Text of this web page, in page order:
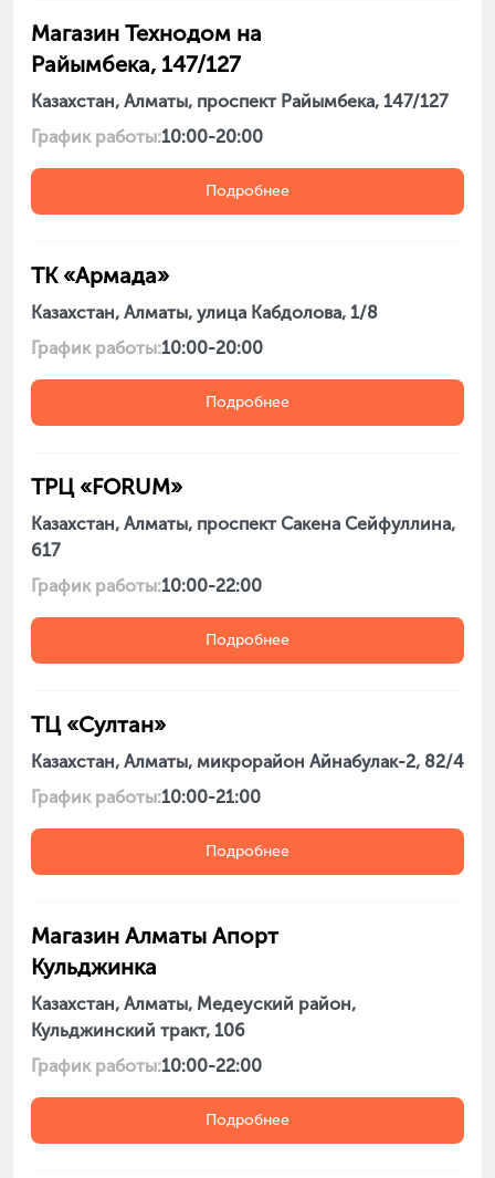
Магазин Технодом на
Райымбека, 147/127
Казахстан, Алматы, проспект Райымбека, 147/127
График работы:10:00-20:00
Подробнее
ТК «Армада»
Казахстан, Алматы, улица Кабдолова, 1/8
График работы:10:00-20:00
Подробнее
ТРЦ «FORUM»
Казахстан, Алматы, проспект Сакена Сейфуллина,
617
График работы:10:00-22:00
Подробнее
ТЦ «Султан»
Казахстан, Алматы, микрорайон Айнабулак-2, 82/4
График работы:10:00-21:00
Подробнее
Магазин Алматы Апорт
Кульджинка
Казахстан, Алматы, Медеуский район,
Кульджинский тракт, 106
График работы:10:00-22:00
Подробнее